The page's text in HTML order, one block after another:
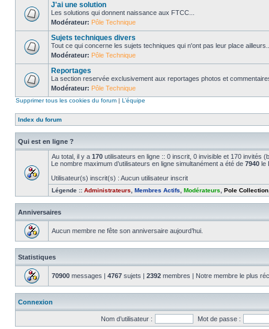
J'ai une solution
Les solutions qui donnent naissance aux FTCC...
Modérateur: Pôle Technique
Sujets techniques divers
Tout ce qui concerne les sujets techniques qui n'ont pas leur place
Modérateur: Pôle Technique
Reportages
La section reservée exclusivement aux reportages photos et
Modérateur: Pôle Technique
Supprimer tous les cookies du forum | L’équipe
Index du forum
Qui est en ligne ?
Au total, il y a 170 utilisateurs en ligne :: 0 inscrit, 0 invisible et 170 invités
Le nombre maximum d’utilisateurs en ligne simultanément a été de 7940 le
Utilisateur(s) inscrit(s) : Aucun utilisateur inscrit
Légende :: Administrateurs Membres Actifs Modérateurs Pole Collection
Anniversaires
Aucun membre ne fête son anniversaire aujourd’hui.
Statistiques
70900 messages | 4767 sujets | 2392 membres | Notre membre le plus
Connexion
Nom d’utilisateur : Mot de passe :